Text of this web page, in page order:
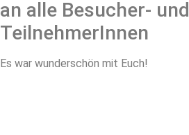
an alle Besucher- und
TeilnehmerInnen
Es war wunderschön mit Euch!